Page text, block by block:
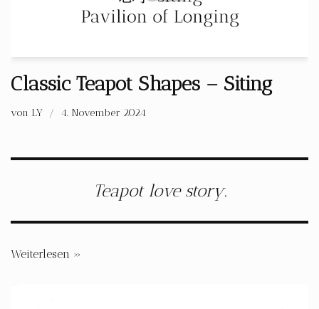
Classic Teapot Shapes – Siting
von LY 4. November 2024
Teapot love story.
Weiterlesen »